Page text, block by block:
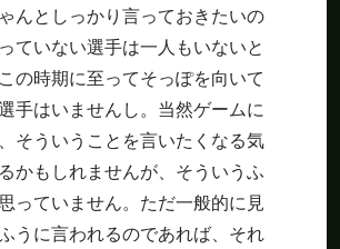
んとしっかり言っておきたいの
ていない選手は一人もいないと
の時期に至ってそっぽを向いて
手はいませんし。当然ゲームに
そういうことを言いたくなる気
かもしれませんが、そういうふ
っていません。ただ一般的に見
うに言われるのであれば、それ